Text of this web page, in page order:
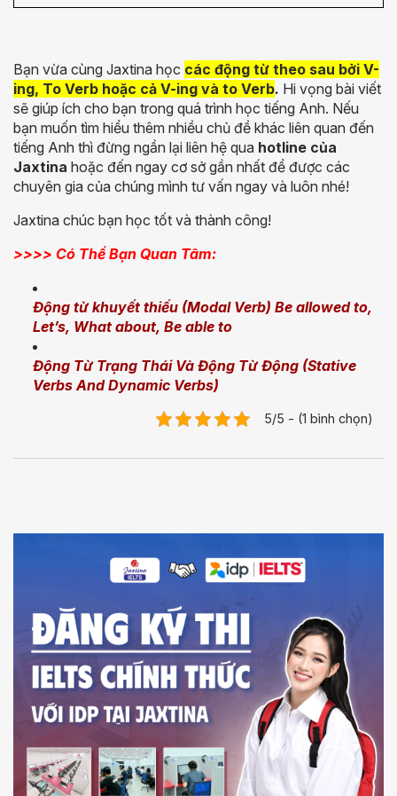
Bạn vừa cùng Jaxtina học các động từ theo sau bởi V-
ing, To Verb hoặc cả V-ing và to Verb. Hi vọng bài viết
sẽ giúp ích cho bạn trong quá trình học tiếng Anh. Nếu
bạn muốn tìm hiểu thêm nhiều chủ đề khác liên quan đến
tiếng Anh thì đừng ngần lại liên hệ qua hotline của
Jaxtina hoặc đến ngay cơ sở gần nhất để được các
chuyên gia của chúng mình tư vấn ngay và luôn nhé!
Jaxtina chúc bạn học tốt và thành công!
>>>> Có Thể Bạn Quan Tâm:
Động từ khuyết thiếu (Modal Verb) Be allowed to,
Let’s, What about, Be able to
Động Từ Trạng Thái Và Động Từ Động (Stative
Verbs And Dynamic Verbs)
5/5 - (1 bình chọn)